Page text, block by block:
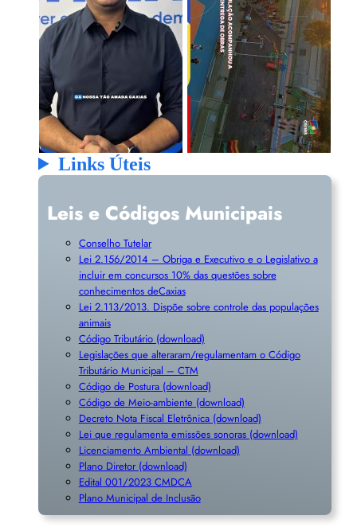
Links Úteis
Leis e Códigos Municipais
Conselho Tutelar
Lei 2.156/2014 – Obriga e Executivo e o Legislativo a
incluir em concursos 10% das questões sobre
conhecimentos deCaxias
Lei 2.113/2013. Dispõe sobre controle das populações
animais
Código Tributário (download)
Legislações que alteraram/regulamentam o Código
Tributário Municipal – CTM
Código de Postura (download)
Código de Meio-ambiente (download)
Decreto Nota Fiscal Eletrônica (download)
Lei que regulamenta emissões sonoras (download)
Licenciamento Ambiental (download)
Plano Diretor (download)
Edital 001/2023 CMDCA
Plano Municipal de Inclusão